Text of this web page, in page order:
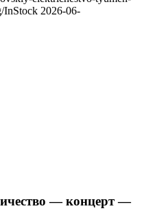
InStock 2026-06-
— концерт —